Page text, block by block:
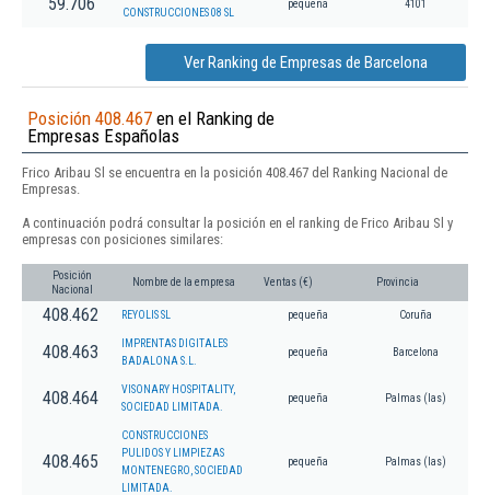
59.706
CONSTRUCCIONES 08 SL
pequeña 4101
Ver Ranking de Empresas de Barcelona
Posición 408.467 en el Ranking de
Empresas Españolas
Frico Aribau Sl se encuentra en la posición 408.467 del Ranking Nacional de
Empresas.
A continuación podrá consultar la posición en el ranking de Frico Aribau Sl y
empresas con posiciones similares:
Posición
Nacional
Nombre de la empresa Ventas (€) Provincia
408.462 REYOLIS SL pequeña Coruña
408.463
IMPRENTAS DIGITALES
BADALONA S.L.
pequeña Barcelona
408.464
VISONARY HOSPITALITY,
SOCIEDAD LIMITADA.
pequeña Palmas (las)
408.465
CONSTRUCCIONES
PULIDOS Y LIMPIEZAS
MONTENEGRO, SOCIEDAD
LIMITADA.
pequeña Palmas (las)